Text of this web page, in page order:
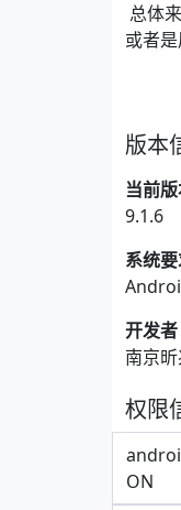
总体
或者
版本
当前
9.1.6
系统
开发者
南京
权限
ON